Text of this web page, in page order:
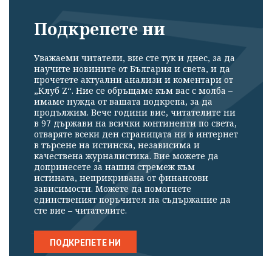
Подкрепете ни
Уважаеми читатели, вие сте тук и днес, за да
научите новините от България и света, и да
прочетете актуални анализи и коментари от
„Клуб Z“. Ние се обръщаме към вас с молба –
имаме нужда от вашата подкрепа, за да
продължим. Вече години вие, читателите ни
в 97 държави на всички континенти по света,
отваряте всеки ден страницата ни в интернет
в търсене на истинска, независима и
качествена журналистика. Вие можете да
допринесете за нашия стремеж към
истината, неприкривана от финансови
зависимости. Можете да помогнете
единственият поръчител на съдържание да
сте вие – читателите.
ПОДКРЕПЕТЕ НИ